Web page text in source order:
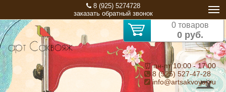
8 (925) 5274728
заказать обратный звонок
0 товаров
0 руб.
⏰ пн-пт 10:00 - 17:00
8 (925) 527-47-28
info@artsakvoyaj.ru